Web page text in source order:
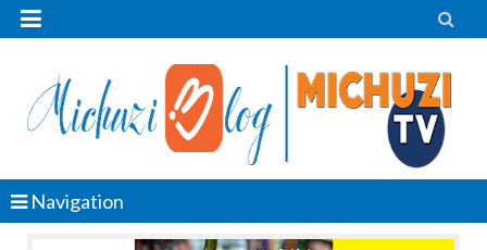
 
Navigation